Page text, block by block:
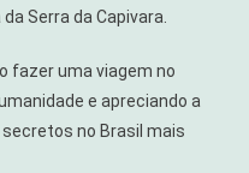
Serra da Capivara.
fazer uma viagem no
e apreciando a
no Brasil mais